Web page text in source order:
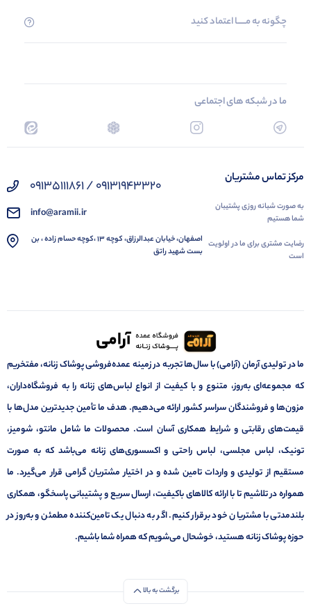
چگونه به مــــــا اعتماد کنید
ما در شبکه های اجتماعی
مرکز تماس مشتریان
به صورت شبانه روزی پشتیبان
شما هستیم
رضایت مشتری برای ما در اولویت
است
09131943320 / 09135111861
info@aramii.ir
اصفهان، خیابان عبدالرزاق، کوچه 13 ،کوچه حسام زاده ، بن
بست شهید راتق
ما در تولیدی آرمان (آرامی) با سال‌ها تجربه در زمینه عمده‌فروشی پوشاک زنانه، مفتخریم
که مجموعه‌ای به‌روز، متنوع و با کیفیت از انواع لباس‌های زنانه را به فروشگاه‌داران،
مزون‌ها و فروشندگان سراسر کشور ارائه می‌دهیم. هدف ما تأمین جدیدترین مدل‌ها با
قیمت‌های رقابتی و شرایط همکاری آسان است. محصولات ما شامل مانتو، شومیز،
تونیک، لباس مجلسی، لباس راحتی و اکسسوری‌های زنانه می‌باشد که به صورت
مستقیم از تولیدی و واردات تامین شده و در اختیار مشتریان گرامی قرار می‌گیرد. ما
همواره در تلاشیم تا با ارائه کالاهای باکیفیت، ارسال سریع و پشتیبانی پاسخگو، همکاری
بلندمدتی با مشتریان خود برقرار کنیم. اگر به دنبال یک تامین‌کننده مطمئن و به‌روز در
حوزه پوشاک زنانه هستید، خوشحال می‌شویم که همراه شما باشیم.
برگشت به بالا